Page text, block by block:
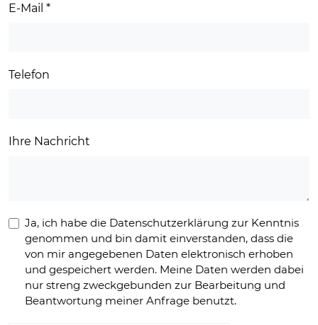
E-Mail *
Telefon
Ihre Nachricht
Ja, ich habe die Datenschutzerklärung zur Kenntnis
genommen und bin damit einverstanden, dass die
von mir angegebenen Daten elektronisch erhoben
und gespeichert werden. Meine Daten werden dabei
nur streng zweckgebunden zur Bearbeitung und
Beantwortung meiner Anfrage benutzt.